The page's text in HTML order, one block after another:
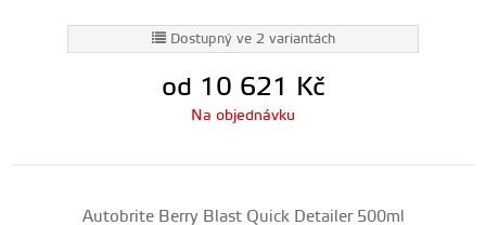
Dostupný ve 2 variantách
od 10 621 Kč
Na objednávku
Autobrite Berry Blast Quick Detailer 500ml